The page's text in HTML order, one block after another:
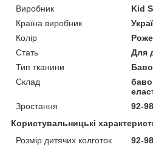
Виробник
Kid
Країна виробник
Колір
Стать
Для
Тип тканини
Склад
Зростання
92-
Користувальницькі
Розмір дитячих колготок
92-